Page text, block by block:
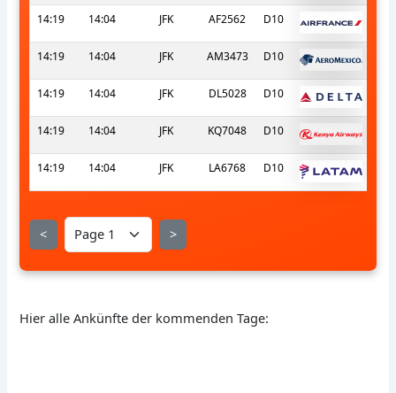
14:19 14:04 JFK AF2562 D10
14:19 14:04 JFK AM3473 D10
14:19 14:04 JFK DL5028 D10
14:19 14:04 JFK KQ7048 D10
14:19 14:04 JFK LA6768 D10
< >
Hier alle Ankünfte der kommenden Tage: